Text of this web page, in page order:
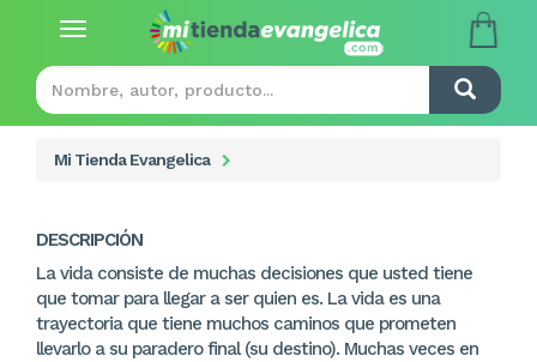
Toggle
Mi Tienda Evangelica
DESCRIPCIÓN
La vida consiste de muchas decisiones que usted tiene
que tomar para llegar a ser quien es. La vida es una
trayectoria que tiene muchos caminos que prometen
llevarlo a su paradero final (su destino). Muchas veces en